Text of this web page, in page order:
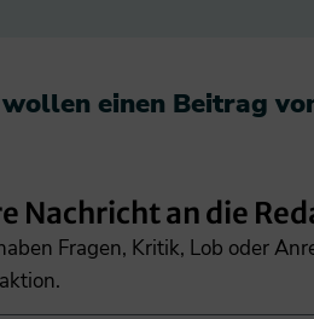
einen Beitrag
Nachricht an die
Fragen, Kritik, Lob oder